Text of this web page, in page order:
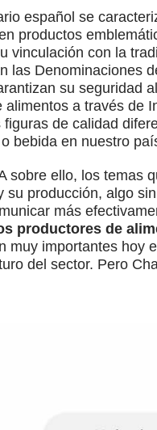
español se
productos
vinculación con la
las Denominaciones
su seguridad
a través de
de calidad
bebida en nuestro
sobre ello, los temas
su producción, algo
más
productores de
muy importantes hoy
del sector. Pero